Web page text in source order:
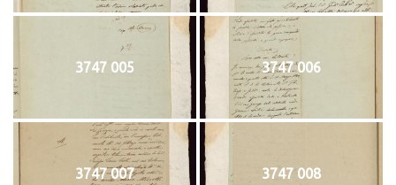
3747 005 3747 006
3747 007 3747 008